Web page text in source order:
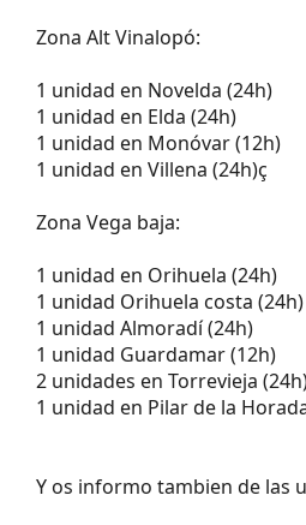
Zona Alt Vinalopó:
1 unidad en Novelda (24h)
1 unidad en Elda (24h)
1 unidad en Monóvar (12h)
1 unidad en Villena (24h)ç
Zona Vega baja:
1 unidad en Orihuela (24h)
1 unidad Orihuela costa (24h)
1 unidad Almoradí (24h)
1 unidad Guardamar (12h)
2 unidades en Torrevieja
1 unidad en Pilar de la
Y os informo tambien de las